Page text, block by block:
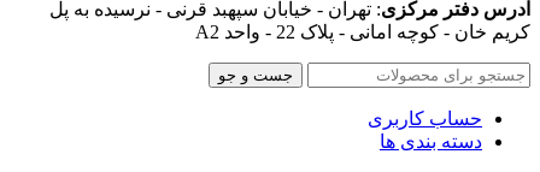
آدرس دفتر مرکزی: تهران - خیابان سپهبد قرنی - نرسیده به پل
کریم خان - کوچه امانی - پلاک 22 - واحد A2
جست و جو
حساب کاربری
دسته بندی ها